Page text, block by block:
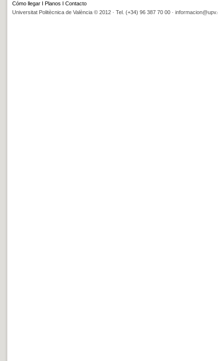
Cómo llegar Planos
Contacto
Universitat Politècnica de València © 2012 · Tel. (+34) 96 387 70 00 ·